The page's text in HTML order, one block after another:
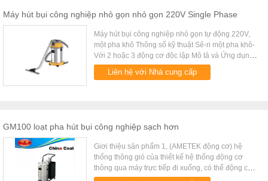
Máy hút bụi công nghiệp nhỏ gọn nhỏ gọn 220V Single Phase
Máy hút bụi công nghiệp nhỏ gọn tự động 220V,
một pha khô Thông số kỹ thuật Sê-ri một pha khô-
Với 2 hoặc 3 động cơ độc lập Mô tả và Ứng dụng:
1. Thiết kế nhỏ gọn, di động và bền. 2. Với 3 động
cơ chân không độc ...
Liên hệ với Nhà cung cấp
GM100 loạt pha hút bụi công nghiệp sạch hơn
Giơi thiệu sản phẩm 1, (AMETEK động cơ) hệ
thống thông gió của thiết kế hệ thống động cơ
thông qua máy trực tiếp đi xuống, có thể động cơ
và các bảng điều khiển là làm lạnh nhanh nhất.